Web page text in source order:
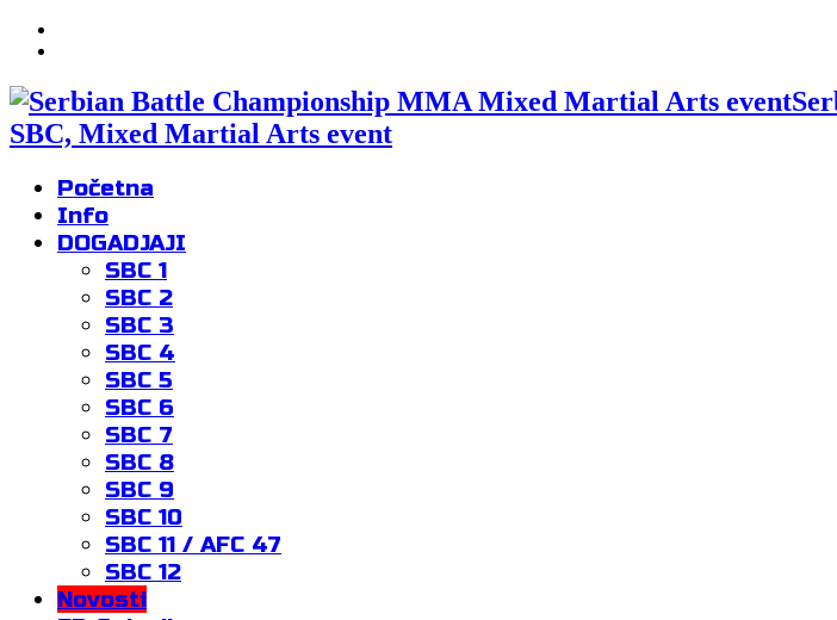
SBC, Mixed Martial Arts event
Početna
Info
DOGADJAJI
SBC 1
SBC 2
SBC 3
SBC 4
SBC 5
SBC 6
SBC 7
SBC 8
SBC 9
SBC 10
SBC 11 / AFC 47
SBC 12
Novosti